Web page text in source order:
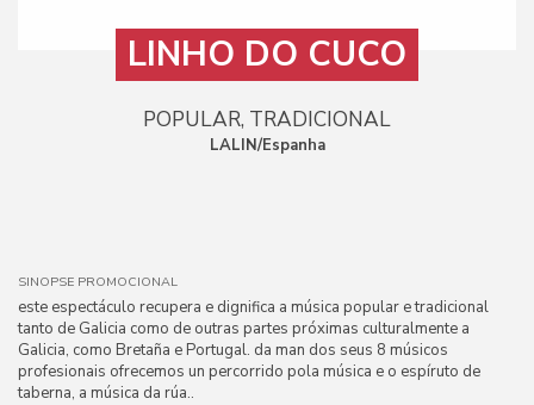
LINHO DO CUCO
POPULAR, TRADICIONAL
LALIN/Espanha
SINOPSE PROMOCIONAL
este espectáculo recupera e dignifica a música popular e tradicional
tanto de Galicia como de outras partes próximas culturalmente a
Galicia, como Bretaña e Portugal. da man dos seus 8 músicos
profesionais ofrecemos un percorrido pola música e o espíruto de
taberna, a música da rúa..